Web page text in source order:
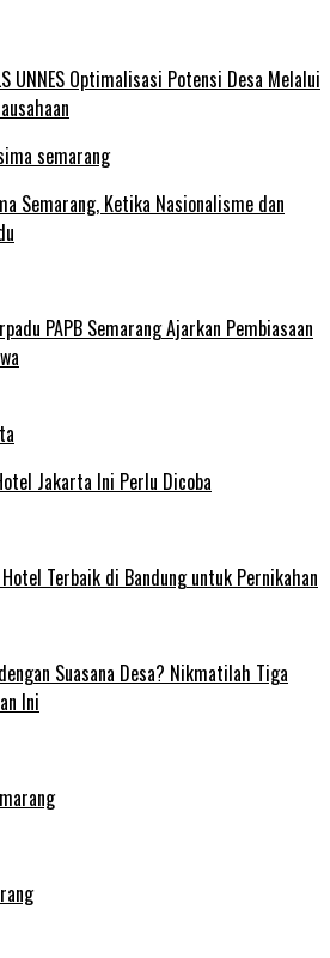
UNNES Optimalisasi Potensi Desa Melalui
Semarang, Ketika Nasionalisme dan
PAPB Semarang Ajarkan Pembiasaan
Jakarta Ini Perlu Dicoba
Terbaik di Bandung untuk Pernikahan
Suasana Desa? Nikmatilah Tiga
Ini